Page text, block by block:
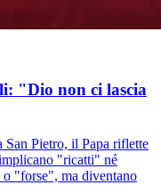
"Dio non ci lascia
Pietro, il Papa riflette
"ricatti" né
"forse", ma diventano